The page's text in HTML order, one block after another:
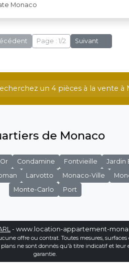
Monaco
Page : 1/2 Suivant
un 4 pièces à la vente à
de Monaco
Condamine Fontvieille
Jardin
Larvotto Monaco-Ville
Monte-Carlo
Port
- www.location-appartement-
offre ou contrat. Toutes mesures, surfaces
plans ne sont donnés qu'à titre indicatif et leur
garantie.